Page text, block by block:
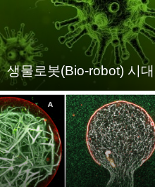
생물로봇(Bio-robot) 시